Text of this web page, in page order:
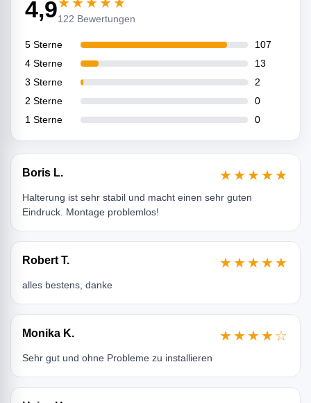
4,9122 Bewertungen
5 Sterne
107
4 Sterne
13
3 Sterne
2
2 Sterne
0
1 Sterne
0
Boris L. ★★★★★
Halterung ist sehr stabil und macht einen sehr guten
Eindruck. Montage problemlos!
Robert T. ★★★★★
alles bestens, danke
Monika K. ★★★★☆
Sehr gut und ohne Probleme zu installieren